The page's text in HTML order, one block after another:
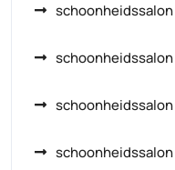
schoonheidssalon